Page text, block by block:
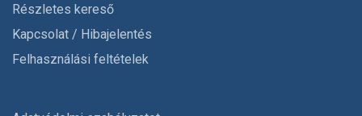
Részletes kereső
Kapcsolat / Hibajelentés
Felhasználási feltételek